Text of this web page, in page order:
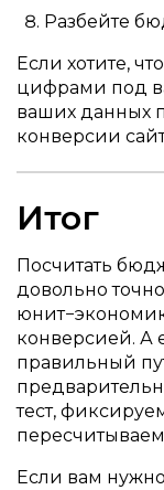
Разбейте
Если хотите,
цифрами под
ваших данных
конверсии
Итог
Посчитать
довольно
конверсией. А
правильный
тест,
Если вам